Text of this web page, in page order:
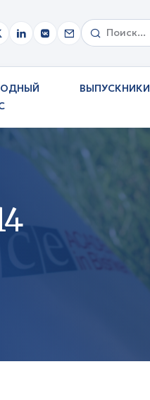
ВЫПУСКНИКИ